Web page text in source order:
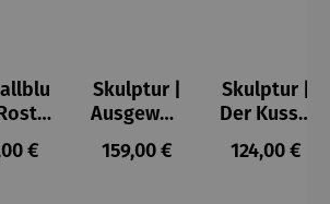
von 5 von 5 Sternen
–
Tilo
Preis:
€
Skulptur |
Ausgewog
enheit –
Gerard
Regulärer Preis:
159,00 €
Skulptur |
Der Kuss –
Gerard
Regulärer
124,00 €